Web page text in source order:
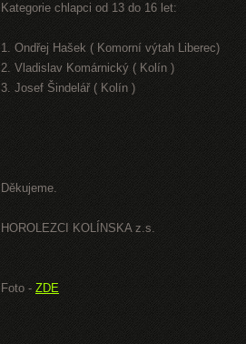
Kategorie chlapci od 13 do 16 let:
1. Ondřej Hašek ( Komorní výtah Liberec)
2. Vladislav Komárnický ( Kolín )
3. Josef Šindelář ( Kolín )
Děkujeme.
HOROLEZCI KOLÍNSKA z.s.
Foto - ZDE